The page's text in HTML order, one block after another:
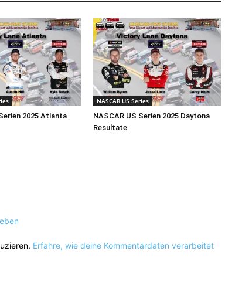
2025 Atlanta
NASCAR US Series
NASCAR US Serien 2025 Daytona
Resultate
Erfahre, wie deine Kommentardaten verarbeitet